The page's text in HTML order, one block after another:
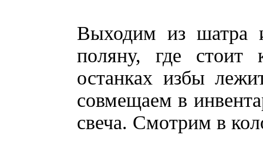
Выходим из шатра
поляну, где стоит
останках избы
совмещаем в
свеча. Смотрим в